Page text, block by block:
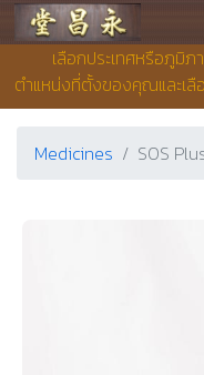
เลือกประเทศหรือภูมิ
ตำแหน่งที่ตั้งของคุณและเ
Yong Chieng Pharmacy
Medicines SOS